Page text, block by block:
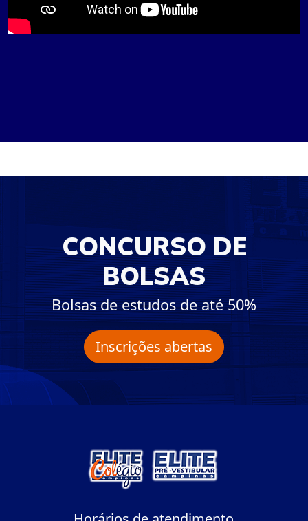
CONCURSO DE
BOLSAS
Bolsas de estudos de até 50%
Inscrições abertas